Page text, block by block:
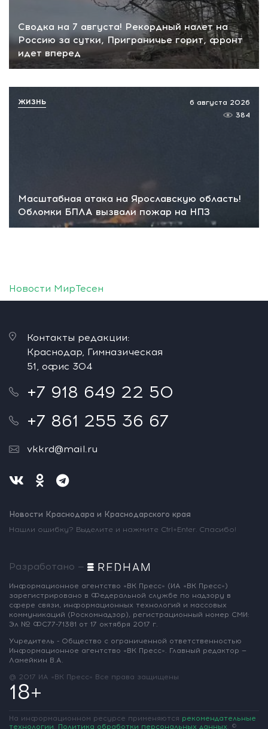
Сводка на 7 августа! Рекордный налет на
Россию за сутки, Приграничье горит, фронт
идет вперед
Масштабная атака на Ярославскую область!
Обломки БПЛА вызвали пожар на НПЗ
6 августа 2026
384
ЖИЗНЬ
Новости МирТесен
Контакты редакции:
Краснодар, Гимназическая
51, офис 304
+7 918 649 22 50
+7 861 255 36 67
vkkrd@mail.ru
Новости Краснодара и Краснодарского края
Нашли ошибку? Выделите и нажмите Ctrl+Enter. Спасибо!
Разработано —
Информационное агентство «ВК Пресс» (ИА «ВК Пресс»)
зарегистрировано в Федеральной службе по надзору в
сфере связи, информационных технологий и массовых
коммуникаций (Роскомнадзор), регистрационный номер СМИ:
Эл № ФС77-71381 от 17 октября 2017 г.
Учредитель - Общество с ограниченной ответственностью
Информационное агентство «ВК Пресс». Главный редактор —
Ламейкин В.А.
@ 2017 ИА «ВК Пресс» Все права защищены
18+
На информационном ресурсе применяются рекомендательные
технологии. Политика обработки персональных данных. ©